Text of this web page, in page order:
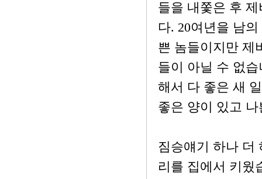
들을 내쫓은 후
다. 20여년을 남
쁜 놈들이지만 제
들이 아닐 수 없
해서 다 좋은 새
좋은 양이 있고
짐승얘기 하나 더
리를 집에서 키웠